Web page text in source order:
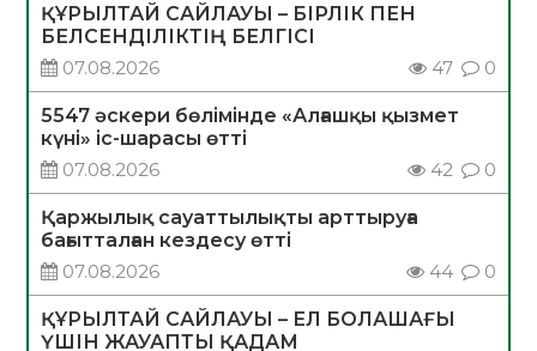
ҚҰРЫЛТАЙ САЙЛАУЫ – БІРЛІК ПЕН
БЕЛСЕНДІЛІКТІҢ БЕЛГІСІ
07.08.2026
47 0
5547 әскери бөлімінде «Алғашқы қызмет
күні» іс-шарасы өтті
07.08.2026
42 0
Қаржылық сауаттылықты арттыруға
бағытталған кездесу өтті
07.08.2026
44 0
ҚҰРЫЛТАЙ САЙЛАУЫ – ЕЛ БОЛАШАҒЫ
ҮШІН ЖАУАПТЫ ҚАДАМ